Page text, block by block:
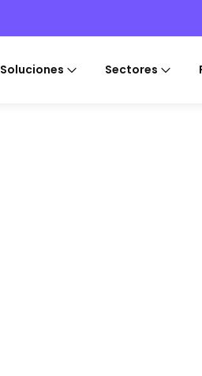
Soluciones Sectores